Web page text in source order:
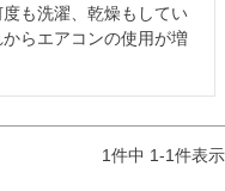
も洗濯、乾燥もしてい
らエアコンの使用が増
1件中 1-1件表示